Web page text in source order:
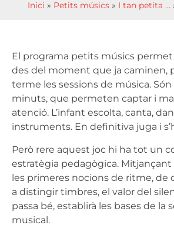
Inici » Petits músics » I tan petita …
El programa petits músics
des del moment que ja caminen,
terme les sessions de música.
minuts, que permeten captar i
atenció. L’infant escolta, canta,
instruments. En definitiva juga i
Però rere aquest joc hi ha tot un
estratègia pedagògica. Mitjançant
les primeres nocions de ritme, de
a distingir timbres, el valor del
passa bé, establirà les bases de la
musical.